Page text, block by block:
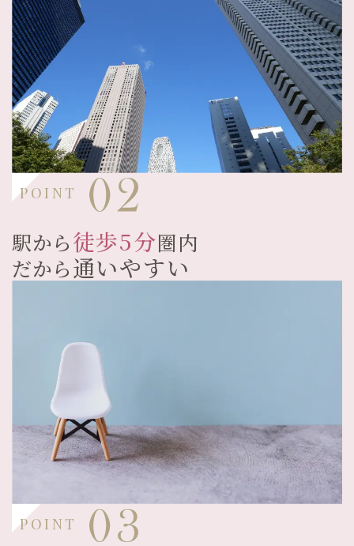
POINT
駅から徒歩5分圏内
だから通いやすい
POINT